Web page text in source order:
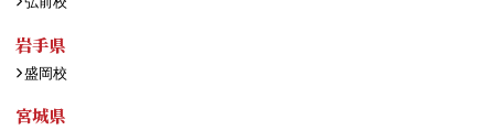
岩手県
盛岡校
宮城県